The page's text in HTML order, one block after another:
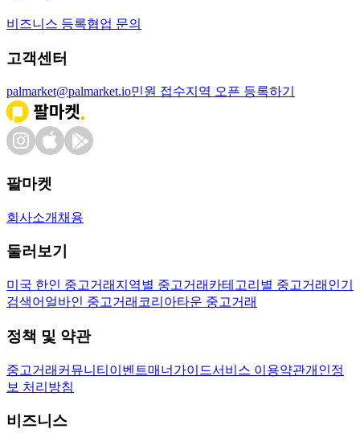
비즈니스 등록협업 문의
고객센터
palmarket@palmarket.io민원 접수지역 오픈 등록하기
팔마켓
회사소개 채용
둘러보기
미국 한인 중고거래 지역별 중고거래 카테고리별 중고거래 인기
검색어 얼바인 중고거래 코리아타운 중고거래
정책 및 약관
중고거래 커뮤니티 이벤트매너가이드서비스 이용약관개인정
보 처리방침
비즈니스